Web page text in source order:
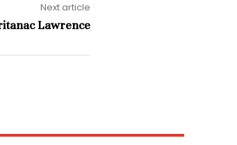
Next article
Lawrence